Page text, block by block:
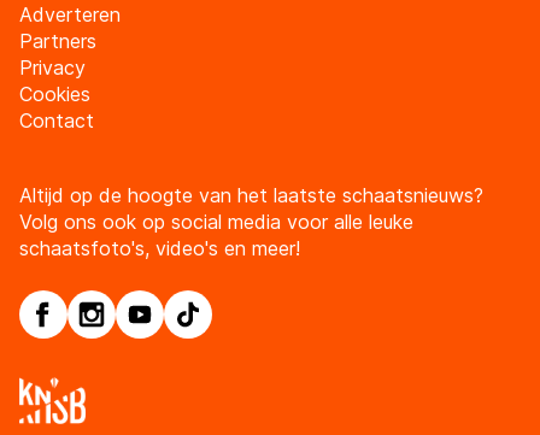
Adverteren
Partners
Privacy
Cookies
Contact
Altijd op de hoogte van het laatste schaatsnieuws?
Volg ons ook op social media voor alle leuke
schaatsfoto's, video's en meer!